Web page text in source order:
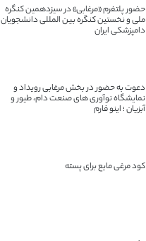
حضور پلتفرم «مرغابی» در سیزدهمین کنگره
ملی و نخستین کنگره بین ‌المللی دانشجویان
دامپزشکی ایران
دعوت به حضور در بخش مرغابی رویداد و
نمایشگاه نوآوری های صنعت دام، طیور و
آبزیان ؛ اینو فارم
کود مرغی مایع برای پسته